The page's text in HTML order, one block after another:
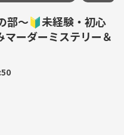
部～🔰未経験・初心
ーダーミステリー＆